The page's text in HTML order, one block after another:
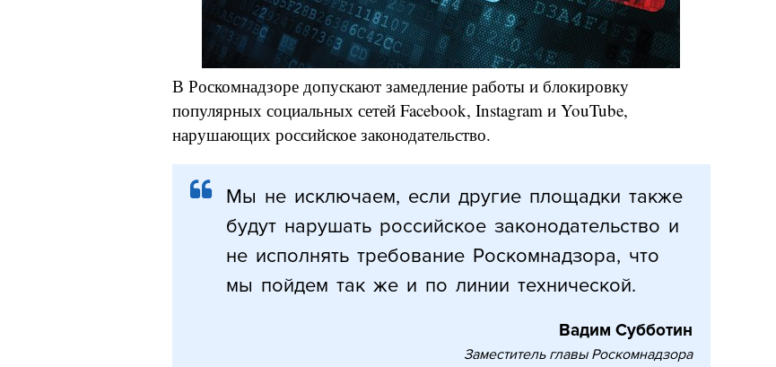
В Роскомнадзоре допускают замедление работы и блокировку
популярных социальных сетей Facebook, Instagram и YouTube,
нарушающих российское законодательство.
Мы не исключаем, если другие площадки также
будут нарушать российское законодательство и
не исполнять требование Роскомнадзора, что
мы пойдем так же и по линии технической.
Вадим Субботин
Заместитель главы Роскомнадзора